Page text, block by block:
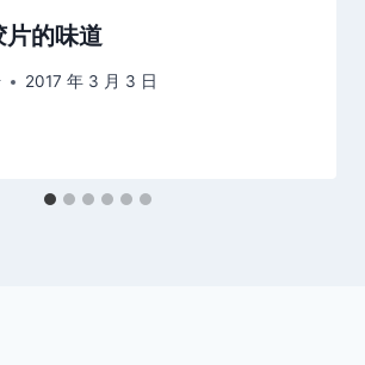
的味道
2017 年 3 月 3 日